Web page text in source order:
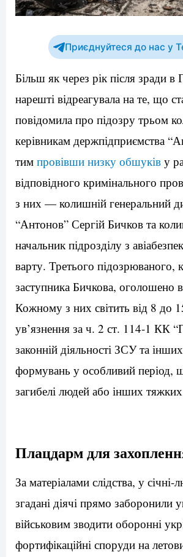
Приєднуйтеся до нас у
Більш як через рік після зради в
нарешті відреагувала на те, що
повідомила про підозру трьом
керівникам держпідприємства
тим провівши низку обшуків у
відповідного кримінального
з них — колишній генеральний
“Антонов” Сергій Бичков та
начальник підрозділу з
варту. Третього підозрюваного,
заступника Бичкова, оголошено
Кожному з них світить від 8 до
ув’язнення за ч. 2 ст. 114-1 КК
законній діяльності ЗСУ та
формувань у особливий період,
загибелі людей або інших тяжких
Плацдарм для
За матеріалами слідства, у
згадані діячі прямо заборонили
військовим зводити оборонні
фортифікаційні споруди на